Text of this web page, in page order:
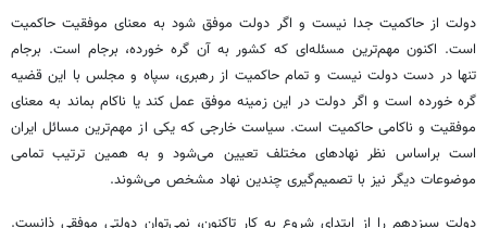
دولت از حاکمیت جدا نیست و اگر دولت موفق شود به معنای موفقیت حاکمیت
است. اکنون مهم‌ترین مسئله‌ای که کشور به آن گره خورده، برجام است. برجام
تنها در دست دولت نیست و تمام حاکمیت از رهبری، سپاه و مجلس با این قضیه
گره خورده است و اگر دولت در این زمینه موفق عمل کند یا ناکام بماند به معنای
موفقیت و ناکامی حاکمیت است. سیاست خارجی که یکی از مهم‌ترین مسائل ایران
است براساس نظر نهادهای مختلف تعیین می‌شود و به همین ترتیب تمامی
موضوعات دیگر نیز با تصمیم‌گیری چندین نهاد مشخص می‌شوند.